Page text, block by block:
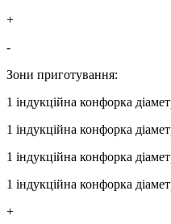
+
-
Зони приготування:
1 індукційна конфорка
1 індукційна конфорка
1 індукційна конфорка
1 індукційна конфорка
+